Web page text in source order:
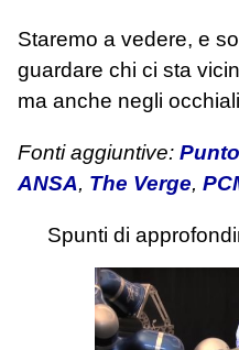
Staremo a vedere, e
guardare chi ci sta
ma anche negli
Fonti aggiuntive:
ANSA, The Verge,
Spunti di